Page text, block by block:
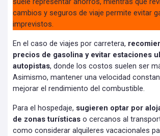
suele representar ahorros, mientras que
cambios y seguros de viaje permite evitar
imprevistos.
En el caso de viajes por carretera,
precios de gasolina y evitar estaciones
autopistas, donde los costos suelen ser
Asimismo, mantener una velocidad
mejorar el rendimiento del combustible.
Para el hospedaje, sugieren optar por
de zonas turísticas o cercanos al
como considerar alquileres vacacionales